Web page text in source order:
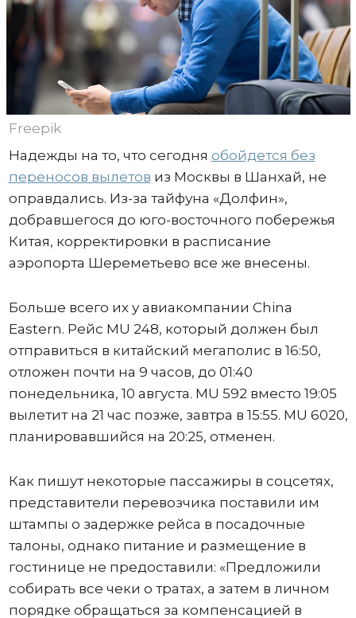
Freepik
Надежды на то, что сегодня обойдется без
переносов вылетов из Москвы в Шанхай, не
оправдались. Из-за тайфуна «Долфин»,
добравшегося до юго-восточного побережья
Китая, корректировки в расписание
аэропорта Шереметьево все же внесены.
Больше всего их у авиакомпании China
Eastern. Рейс MU 248, который должен был
отправиться в китайский мегаполис в 16:50,
отложен почти на 9 часов, до 01:40
понедельника, 10 августа. MU 592 вместо 19:05
вылетит на 21 час позже, завтра в 15:55. MU 6020,
планировавшийся на 20:25, отменен.
Как пишут некоторые пассажиры в соцсетях,
представители перевозчика поставили им
штампы о задержке рейса в посадочные
талоны, однако питание и размещение в
гостинице не предоставили: «Предложили
собирать все чеки о тратах, а затем в личном
порядке обращаться за компенсацией в